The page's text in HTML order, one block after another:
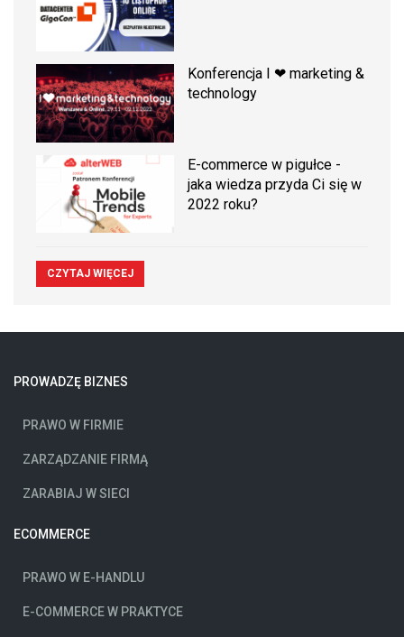
Konferencja I ❤ marketing &
technology
E-commerce w pigułce -
jaka wiedza przyda Ci się w
2022 roku?
CZYTAJ WIĘCEJ
PROWADZĘ BIZNES
PRAWO W FIRMIE
ZARZĄDZANIE FIRMĄ
ZARABIAJ W SIECI
ECOMMERCE
PRAWO W E-HANDLU
E-COMMERCE W PRAKTYCE